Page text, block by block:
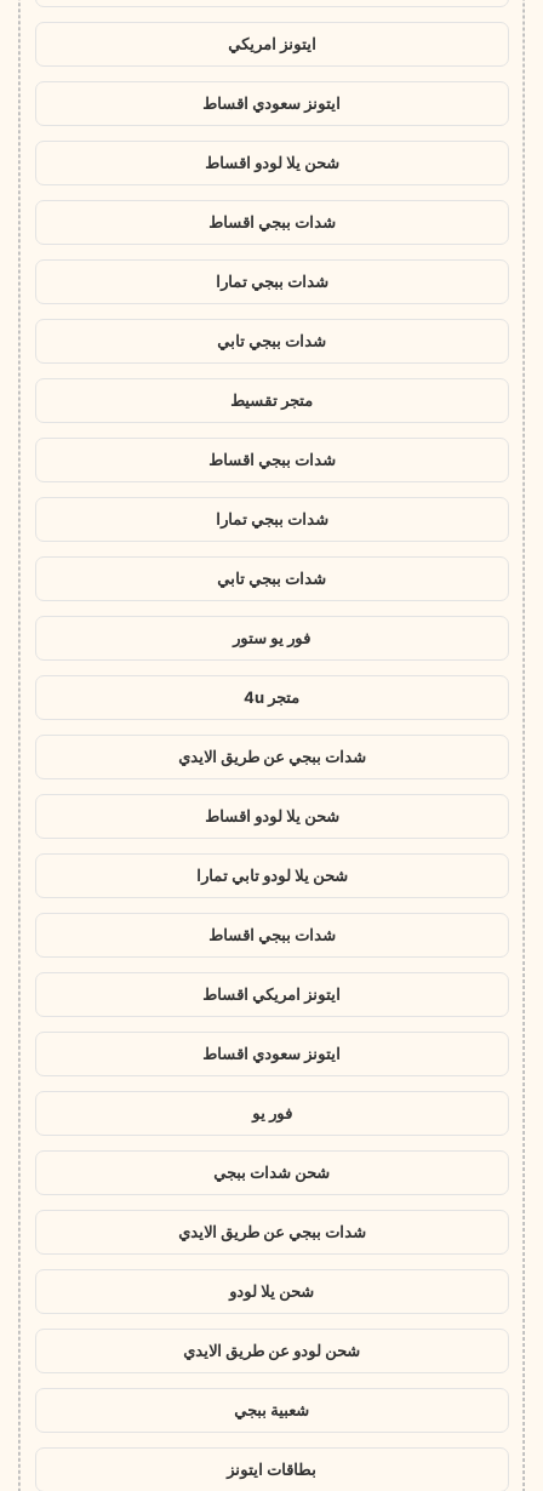
ايتونز امريكي
ايتونز سعودي اقساط
شحن يلا لودو اقساط
شدات ببجي اقساط
شدات ببجي تمارا
شدات ببجي تابي
متجر تقسيط
شدات ببجي اقساط
شدات ببجي تمارا
شدات ببجي تابي
فور يو ستور
متجر 4u
شدات ببجي عن طريق الايدي
شحن يلا لودو اقساط
شحن يلا لودو تابي تمارا
شدات ببجي اقساط
ايتونز امريكي اقساط
ايتونز سعودي اقساط
فور يو
شحن شدات ببجي
شدات ببجي عن طريق الايدي
شحن يلا لودو
شحن لودو عن طريق الايدي
شعبية ببجي
بطاقات ايتونز